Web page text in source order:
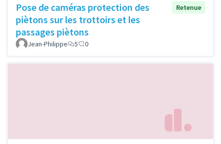
Pose de caméras protection des
piètons sur les trottoirs et les
passages piètons
Retenue
Jean-Philippe 5 0